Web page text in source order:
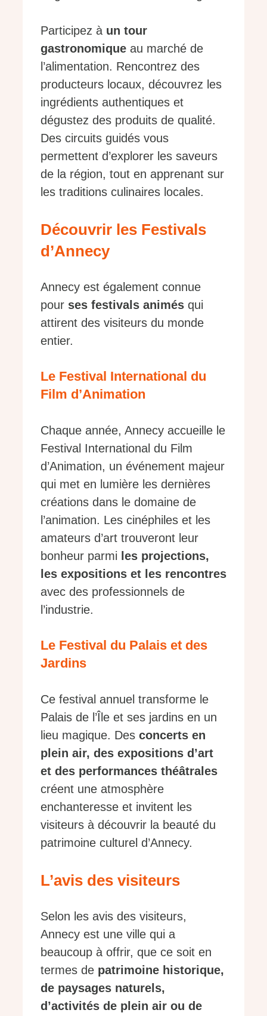
Participez à un tour
gastronomique au marché de
l’alimentation. Rencontrez des
producteurs locaux, découvrez les
ingrédients authentiques et
dégustez des produits de qualité.
Des circuits guidés vous
permettent d’explorer les saveurs
de la région, tout en apprenant sur
les traditions culinaires locales.
Découvrir les Festivals
d’Annecy
Annecy est également connue
pour ses festivals animés qui
attirent des visiteurs du monde
entier.
Le Festival International du
Film d’Animation
Chaque année, Annecy accueille le
Festival International du Film
d’Animation, un événement majeur
qui met en lumière les dernières
créations dans le domaine de
l’animation. Les cinéphiles et les
amateurs d’art trouveront leur
bonheur parmi les projections,
les expositions et les rencontres
avec des professionnels de
l’industrie.
Le Festival du Palais et des
Jardins
Ce festival annuel transforme le
Palais de l’Île et ses jardins en un
lieu magique. Des concerts en
plein air, des expositions d’art
et des performances théâtrales
créent une atmosphère
enchanteresse et invitent les
visiteurs à découvrir la beauté du
patrimoine culturel d’Annecy.
L’avis des visiteurs
Selon les avis des visiteurs,
Annecy est une ville qui a
beaucoup à offrir, que ce soit en
termes de patrimoine historique,
de paysages naturels,
d’activités de plein air ou de